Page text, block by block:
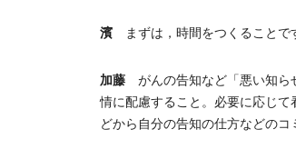
濱 まずは，時間をつくることで
加藤 がんの告知など「悪い知ら
情に配慮すること。必要に応じ
どから自分の告知の仕方などの